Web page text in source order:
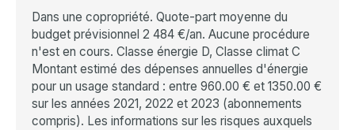
Dans une copropriété. Quote-part moyenne du
budget prévisionnel 2 484 €/an. Aucune procédure
n'est en cours. Classe énergie D, Classe climat C
Montant estimé des dépenses annuelles d'énergie
pour un usage standard : entre 960.00 € et 1350.00 €
sur les années 2021, 2022 et 2023 (abonnements
compris). Les informations sur les risques auxquels